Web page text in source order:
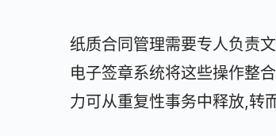
纸质合同管理需要专人负责
电子签章系统将这些操作整
力可从重复性事务中释放,转